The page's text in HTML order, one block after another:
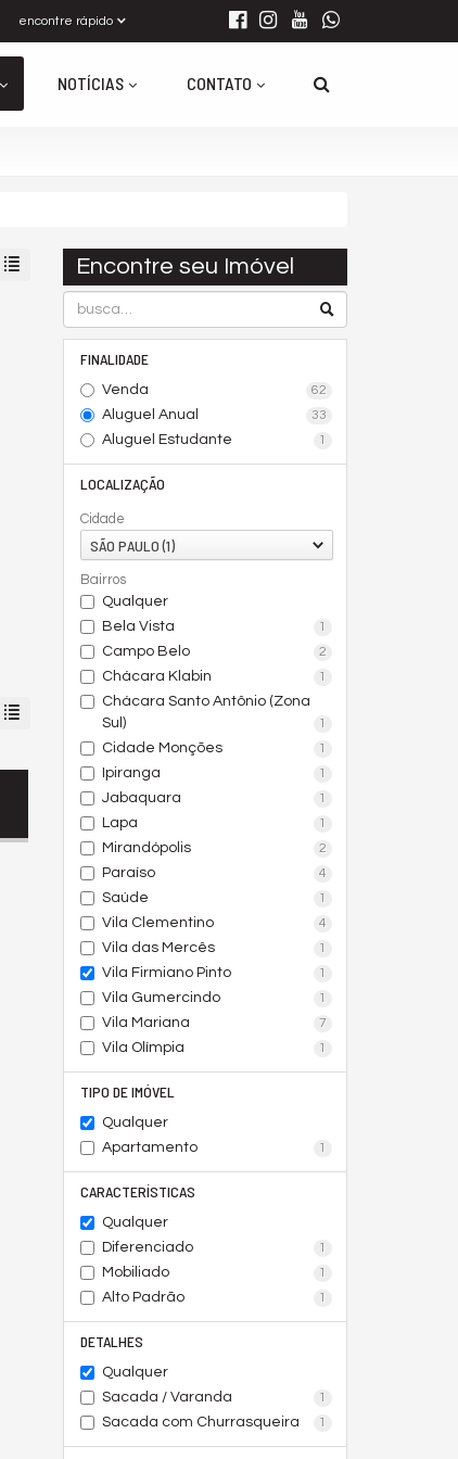
encontre rápido
NOTÍCIAS CONTATO
Encontre seu Imóvel
FINALIDADE
Venda 62
Aluguel Anual 33
Aluguel Estudante 1
LOCALIZAÇÃO
Cidade
SÃO PAULO (1)
Bairros
Qualquer
Bela Vista
1
Campo Belo 2
Chácara Klabin 1
Chácara Santo Antônio (Zona
Sul)
1
Cidade Monções 1
Ipiranga 1
Jabaquara 1
Lapa 1
Mirandópolis 2
Paraíso 4
Saúde 1
Vila Clementino 4
Vila das Mercês 1
Vila Firmiano Pinto 1
Vila Gumercindo 1
Vila Mariana 7
Vila Olímpia 1
TIPO DE IMÓVEL
Qualquer
Apartamento
1
CARACTERÍSTICAS
Qualquer
Diferenciado
1
Mobiliado 1
Alto Padrão 1
DETALHES
Qualquer
Sacada / Varanda
1
Sacada com Churrasqueira 1